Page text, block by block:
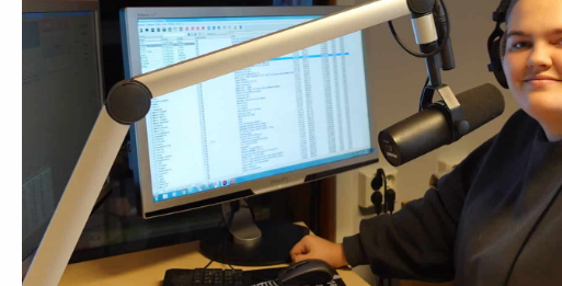
Radio, TV og Innholdsproduksjon
Sportsjournalistikk og idrett
Halvårskurs
Tilrettelagt linje
Foto og Japan